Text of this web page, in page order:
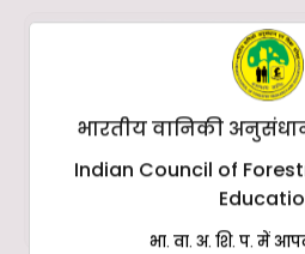
भारतीय वानिकी
Indian Council of
भा. वा. अ. शि. प. में